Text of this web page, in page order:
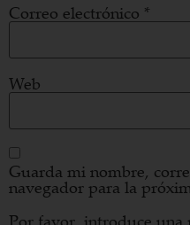
Correo electrónico *
Web
Guarda mi nombre,
navegador para la
Por favor, introduce una